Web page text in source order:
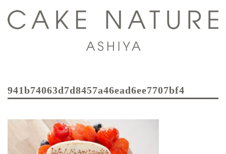
ル
ュ
ー
941b74063d7d8457a46ead6ee7707bf4